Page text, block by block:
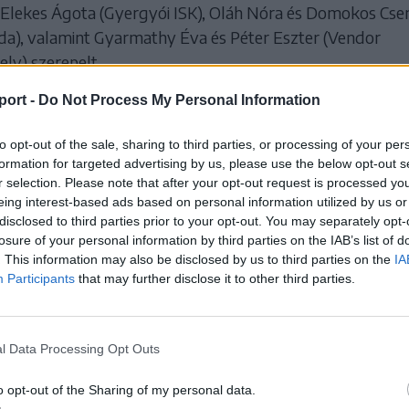
- Do Not Process My Personal Information
opt-out of the sale, sharing to third parties, or processing of your
for targeted advertising by us, please use the below opt-out
selection. Please note that after your opt-out request is processed
interest-based ads based on personal information utilized by us
to third parties prior to your opt-out. You may separately
of your personal information by third parties on the IAB’s list of
This information may also be disclosed by us to third parties on the
Participants that may further disclose it to other third parties.
Data Processing Opt Outs
opt-out of the Sharing of my personal data.
Ágota (Gyergyói ISK), Oláh Nóra és Domokos
valamint Gyarmathy Éva és Péter Eszter (Vendor
szerepelt.
munkáját Csutak András (Kézdivásárhelyi SE) és Hobaj
volt.
a Székely Sportnak elmondta, hogy kiváló szervezésű,
tornán vehettek részt, ahol a lányok mérkőzésről
értékes tapasztalatokat szereztek, és sok
haza. „Remélem, ez a bronzérem és a tornán
kosárlabda utánpótlás” – fogalmazott a szakember.
HOZZÁ!